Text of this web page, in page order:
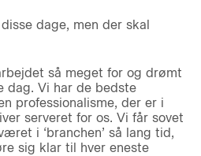
dage, men der skal
så meget for og drømt
dag. Vi har de bedste
professionalisme, der er i
serveret for os. Vi får sovet
i ‘branchen’ så lang tid,
sig klar til hver eneste